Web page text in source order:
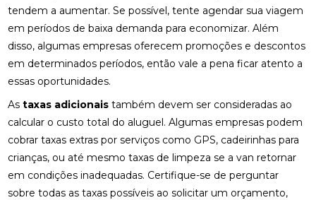
tendem a aumentar. Se possível, tente agendar sua viagem
em períodos de baixa demanda para economizar. Além
disso, algumas empresas oferecem promoções e descontos
em determinados períodos, então vale a pena ficar atento a
essas oportunidades.
Astaxas adicionais também devem ser consideradas ao
calcular o custo total do aluguel. Algumas empresas podem
cobrar taxas extras por serviços como GPS, cadeirinhas para
crianças, ou até mesmo taxas de limpeza se a van retornar
em condições inadequadas. Certifique-se de perguntar
sobre todas as taxas possíveis ao solicitar um orçamento,